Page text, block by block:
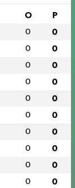
O P
0 0
0 0
0 0
0 0
0 0
0 0
0 0
0 0
0 0
0 0